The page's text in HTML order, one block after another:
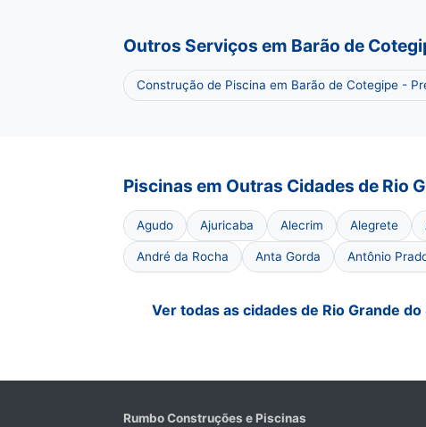
Outros Serviços em Barão de
Construção de Piscina em Barão de Cotegipe -
Piscinas em Outras Cidades de Rio
Agudo Ajuricaba Alecrim Alegrete
André da Rocha Anta Gorda Antônio
Ver todas as cidades de Rio Grande
Rumbo Construções e Piscinas